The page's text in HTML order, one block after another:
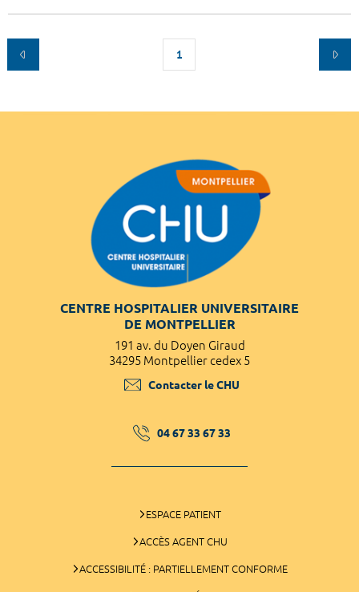
1
CENTRE HOSPITALIER UNIVERSITAIRE
DE MONTPELLIER
191 av. du Doyen Giraud
34295 Montpellier cedex 5
Contacter le CHU
04 67 33 67 33
ESPACE PATIENT
ACCÈS AGENT CHU
ACCESSIBILITÉ : PARTIELLEMENT CONFORME